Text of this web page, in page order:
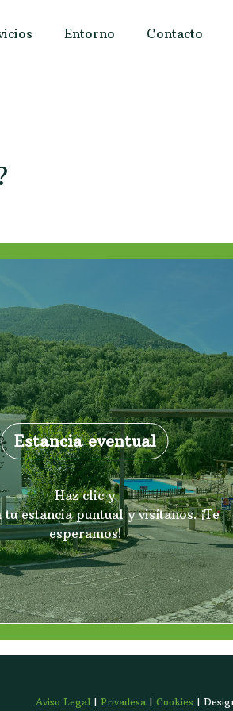
Entorno Contacto
Estancia eventual
Haz clic y
tu estancia puntual y visítanos. ¡Te
esperamos!
Aviso Legal | Privadesa| Cookies |